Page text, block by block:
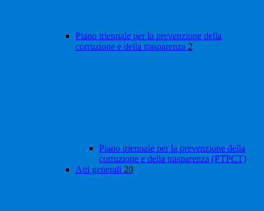
Piano triennale per la prevenzione della
corruzione e della trasparenza 2
Piano triennale per la prevenzione della
corruzione e della trasparenza (PTPCT)
Atti generali 20